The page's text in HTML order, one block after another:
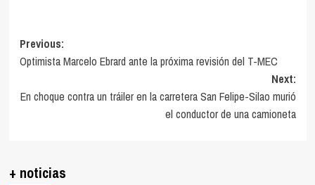
Post
navigation
Previous:
Optimista Marcelo Ebrard ante la próxima revisión del T-MEC
Next:
En choque contra un tráiler en la carretera San Felipe-Silao murió
el conductor de una camioneta
+ noticias